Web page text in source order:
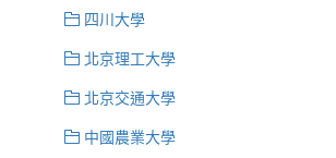
四川大學
北京理工大學
北京交通大學
中國農業大學